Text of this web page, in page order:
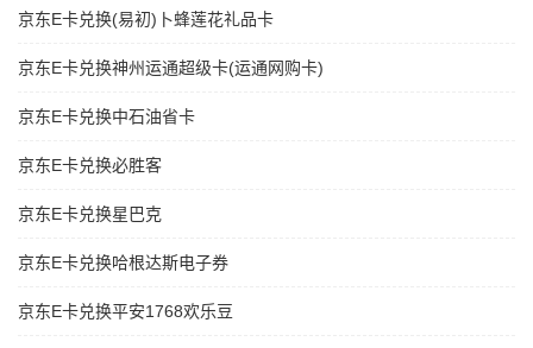
京东E卡兑换(易初)卜蜂莲花礼品卡
京东E卡兑换神州运通超级卡(运通网购卡)
京东E卡兑换中石油省卡
京东E卡兑换必胜客
京东E卡兑换星巴克
京东E卡兑换哈根达斯电子券
京东E卡兑换平安1768欢乐豆